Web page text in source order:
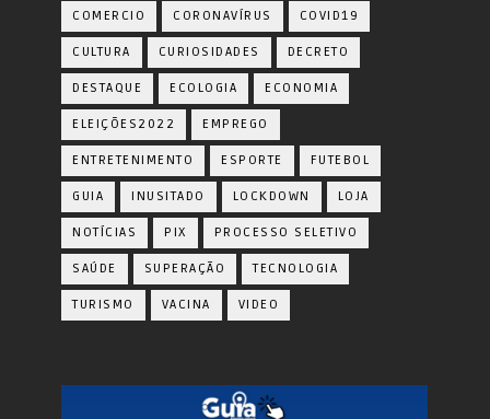
COMERCIO CORONAVÍRUS COVID19
CULTURA CURIOSIDADES DECRETO
DESTAQUE ECOLOGIA ECONOMIA
ELEIÇÕES2022 EMPREGO
ENTRETENIMENTO ESPORTE FUTEBOL
GUIA INUSITADO LOCKDOWN LOJA
NOTÍCIAS PIX PROCESSO SELETIVO
SAÚDE SUPERAÇÃO TECNOLOGIA
TURISMO VACINA VIDEO